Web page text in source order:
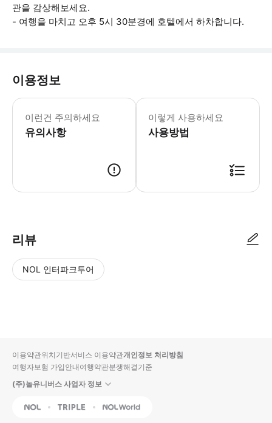
관을 감상해보세요.
- 여행을 마치고 오후 5시 30분경에 호텔에서 하차합니다.
이용정보
이런건 주의하세요
유의사항
여행 소요 시간: 9시간. 초과 요금: 시
이렇게 사용하세요
사용방법
리뷰
NOL 인터파크투어
입니
다.
순
상
이용약관위치기반서비스 이용약관개인정보 처리방침
여행자보험 가입안내여행약관분쟁해결기준
(주)놀유니버스 사업자 정보
NOL Triple Interpark Global